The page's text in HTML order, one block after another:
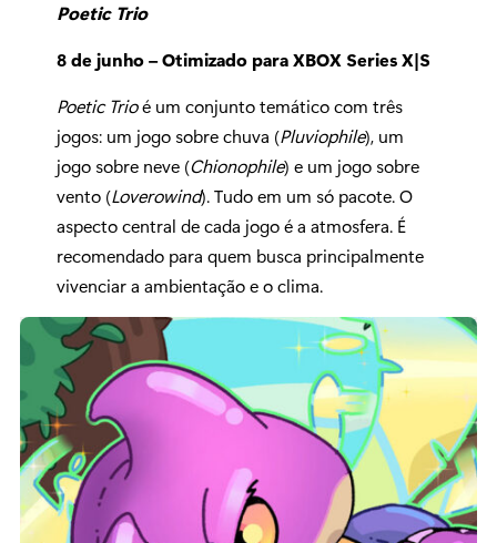
Poetic Trio
8 de junho – Otimizado para XBOX Series X|S
Poetic Trioé um conjunto temático com três
jogos: um jogo sobre chuva (Pluviophile), um
jogo sobre neve (Chionophile) e um jogo sobre
vento (Loverowind). Tudo em um só pacote. O
aspecto central de cada jogo é a atmosfera. É
recomendado para quem busca principalmente
vivenciar a ambientação e o clima.